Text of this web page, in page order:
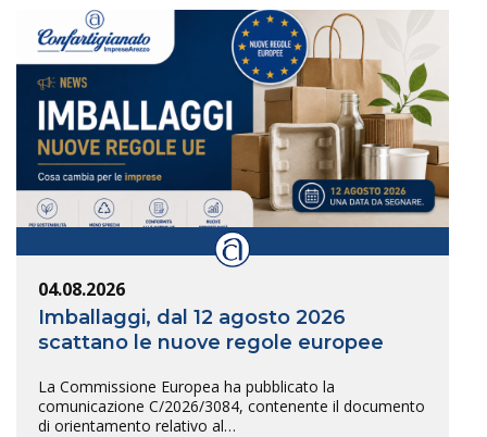
04.08.2026
Imballaggi, dal 12 agosto 2026
scattano le nuove regole europee
La Commissione Europea ha pubblicato la
comunicazione C/2026/3084, contenente il documento
di orientamento relativo al…